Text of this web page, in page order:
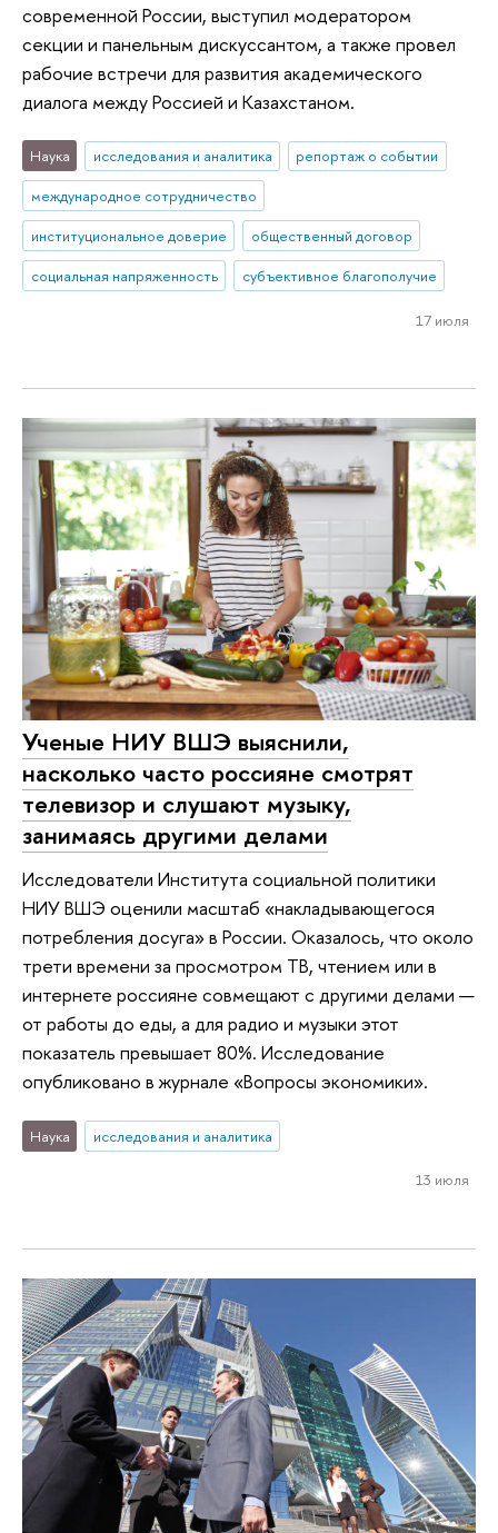
современной России, выступил модератором
секции и панельным дискуссантом, а также провел
рабочие встречи для развития академического
диалога между Россией и Казахстаном.
Наука исследования и аналитика
репортаж о событии
международное сотрудничество
институциональное доверие
общественный договор
социальная напряженность
субъективное благополучие
17 июля
Ученые НИУ ВШЭ выяснили,
насколько часто россияне смотрят
телевизор и слушают музыку,
занимаясь другими делами
Исследователи Института социальной политики
НИУ ВШЭ оценили масштаб «накладывающегося
потребления досуга» в России. Оказалось, что около
трети времени за просмотром ТВ, чтением или в
интернете россияне совмещают с другими делами —
от работы до еды, а для радио и музыки этот
показатель превышает 80%. Исследование
опубликовано в журнале «Вопросы экономики».
Наука исследования и аналитика
13 июля